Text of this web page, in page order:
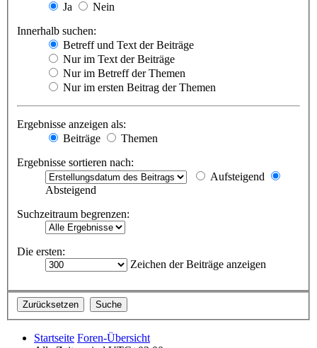
Ja
Nein
Innerhalb suchen:
Betreff und Text der Beiträge
Nur im Text der Beiträge
Nur im Betreff der Themen
Nur im ersten Beitrag der Themen
Ergebnisse anzeigen als:
Beiträge
Themen
Ergebnisse sortieren nach:
Aufsteigend
Absteigend
Suchzeitraum begrenzen:
Die ersten:
Zeichen der Beiträge anzeigen
Startseite Foren-Übersicht